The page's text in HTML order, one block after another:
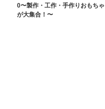
0〜製作・工作・手作りおもちゃ
が大集合！〜